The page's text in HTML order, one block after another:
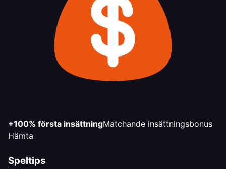
+100% första insättningMatchande insättningsbonus
Hämta
Speltips